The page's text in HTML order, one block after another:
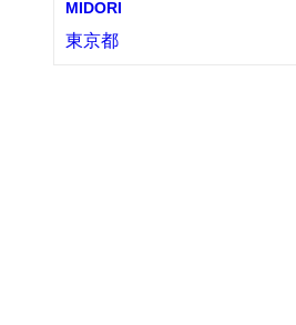
MIDORI
東京都